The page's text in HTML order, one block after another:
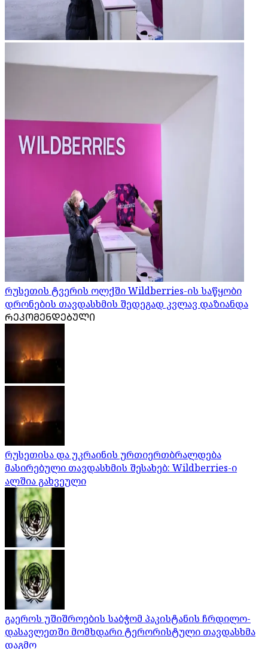
რუსეთის ტვერის ოლქში Wildberries-ის საწყობი
დრონების თავდასხმის შედეგად კვლავ დაზიანდა
ᲠᲔᲙᲝᲛᲔᲜᲓᲔᲑᲣᲚᲘ
რუსეთისა და უკრაინის ურთიერთბრალდება
მასირებული თავდასხმის შესახებ: Wildberries-ი
ალშია გახვეული
გაეროს უშიშროების საბჭომ პაკისტანის ჩრდილო-
დასავლეთში მომხდარი ტერორისტული თავდასხმა
დაგმო